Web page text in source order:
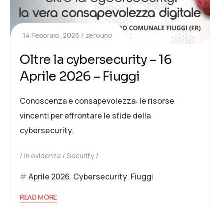
14 Febbraio, 2026 zerouno
Oltre la cybersecurity – 16
Aprile 2026 – Fiuggi
Conoscenza e consapevolezza: le risorse
vincenti per affrontare le sfide della
cybersecurity.
In evidenza Security
Aprile 2026, Cybersecurity, Fiuggi
READ MORE